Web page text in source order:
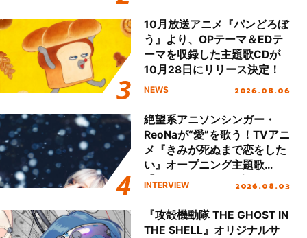
ート!!
10月放送アニメ『パンどろぼ
う』より、OPテーマ＆EDテ
ーマを収録した主題歌CDが
10月28日にリリース決定！
NEWS 2026.08.06
絶望系アニソンシンガー・
ReoNaが“愛”を歌う！TVアニ
メ『きみが死ぬまで恋をした
い』オープニング主題歌
「Amore」インタビュー
INTERVIEW 2026.08.03
『攻殻機動隊 THE GHOST IN
THE SHELL』オリジナルサ